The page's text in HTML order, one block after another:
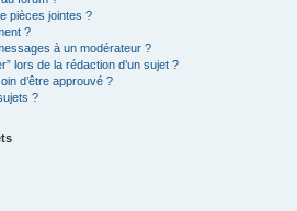
pièces jointes ?
?
à un modérateur ?
lors de la rédaction d’un sujet ?
d’être approuvé ?
?